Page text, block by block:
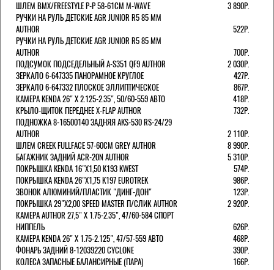
ШЛЕМ ВМХ/FREESTYLE Р-Р 58-61СМ M-WAVE
3 890Р.
РУЧКИ НА РУЛЬ ДЕТСКИЕ AGR JUNIOR R5 85 ММ
AUTHOR
522Р.
РУЧКИ НА РУЛЬ ДЕТСКИЕ AGR JUNIOR R5 85 ММ
AUTHOR
700Р.
ПОДСУМОК ПОДСЕДЕЛЬНЫЙ A-S351 QF9 AUTHOR
2 030Р.
ЗЕРКАЛО 6-647335 ПАНОРАМНОЕ КРУГЛОЕ
427Р.
ЗЕРКАЛО 6-647332 ПЛОСКОЕ ЭЛЛИПТИЧЕСКОЕ
867Р.
КАМЕРА KENDA 26" Х 2.125-2.35", 50/60-559 АВТО
418Р.
КРЫЛО-ЩИТОК ПЕРЕДНЕЕ X-FLAP AUTHOR
732Р.
ПОДНОЖКА 8-16500140 ЗАДНЯЯ AKS-530 RS-24/29
AUTHOR
2 110Р.
ШЛЕМ CREEK FULLFACE 57-60СМ GREY AUTHOR
8 990Р.
БАГАЖНИК ЗАДНИЙ ACR-20N AUTHOR
5 310Р.
ПОКРЫШКА KENDA 16"Х1,50 K193 KWEST
574Р.
ПОКРЫШКА KENDA 26"Х1,75 K197 EUROTREK
986Р.
ЗВОНОК АЛЮМИНИЙ/ПЛАСТИК "ДИНГ-ДОН"
123Р.
ПОКРЫШКА 29"Х2,00 SPEED MASTER П/СЛИК AUTHOR
2 920Р.
КАМЕРА AUTHOR 27,5" Х 1.75-2.35", 47/60-584 СПОРТ
НИППЕЛЬ
626Р.
КАМЕРА KENDA 26" Х 1.75-2.125", 47/57-559 АВТО
468Р.
ФОНАРЬ ЗАДНИЙ 8-12039220 CYCLONE
390Р.
КОЛЕСА ЗАПАСНЫЕ БАЛАНСИРНЫЕ (ПАРА)
166Р.